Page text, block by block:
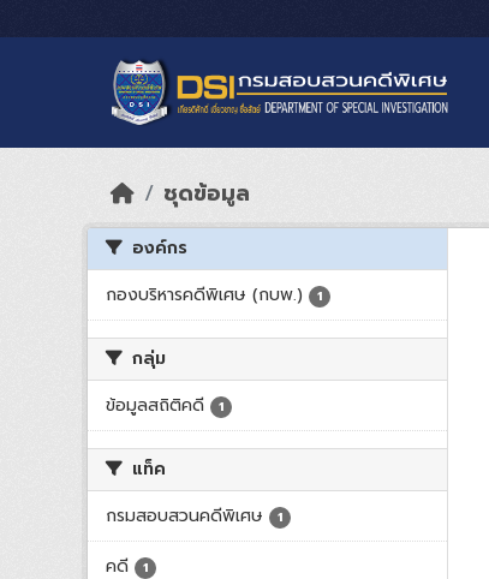
ชุดข้อมูล
องค์กร
กองบริหารคดีพิเศษ (กบพ.)
1
กลุ่ม
ข้อมูลสถิติคดี
1
แท็ค
กรมสอบสวนคดีพิเศษ
1
คดี 1